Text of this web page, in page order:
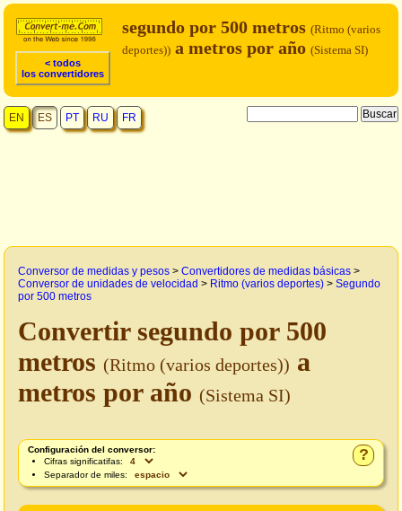
< todos
los convertidores
segundo por 500 metros (Ritmo (varios
deportes)) a metros por año (Sistema SI)
EN ES PT RU FR
Conversor de medidas y pesos > Convertidores de medidas básicas >
Conversor de unidades de velocidad > Ritmo (varios deportes) > Segundo
por 500 metros
Convertir segundo por 500
metros (Ritmo (varios deportes)) a
metros por año (Sistema SI)
?
Configuración del conversor:
Cifras significatifas:
Separador de miles: